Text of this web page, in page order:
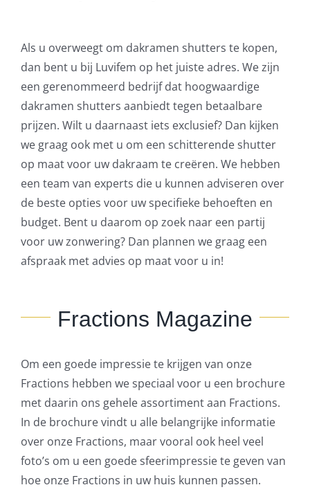
Als u overweegt om dakramen shutters te kopen,
dan bent u bij Luvifem op het juiste adres. We zijn
een gerenommeerd bedrijf dat hoogwaardige
dakramen shutters aanbiedt tegen betaalbare
prijzen. Wilt u daarnaast iets exclusief? Dan kijken
we graag ook met u om een schitterende shutter
op maat voor uw dakraam te creëren. We hebben
een team van experts die u kunnen adviseren over
de beste opties voor uw specifieke behoeften en
budget. Bent u daarom op zoek naar een partij
voor uw zonwering? Dan plannen we graag een
afspraak met advies op maat voor u in!
Fractions Magazine
Om een goede impressie te krijgen van onze
Fractions hebben we speciaal voor u een brochure
met daarin ons gehele assortiment aan Fractions.
In de brochure vindt u alle belangrijke informatie
over onze Fractions, maar vooral ook heel veel
foto’s om u een goede sfeerimpressie te geven van
hoe onze Fractions in uw huis kunnen passen.